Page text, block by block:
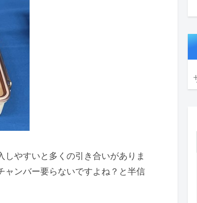
やすいと多くの引き合いがありま
ャンバー要らないですよね？と半信